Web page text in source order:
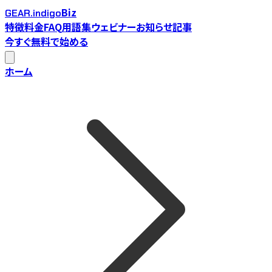
GEAR.indigoBiz
特徴料金FAQ用語集ウェビナーお知らせ記事
今すぐ無料で始める
ホーム